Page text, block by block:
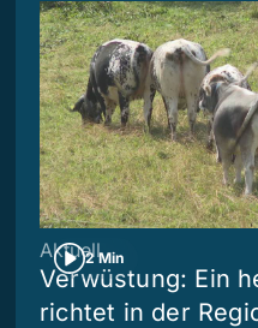
2 Min
Aktuell
Verwüstung: Ein
richtet in der